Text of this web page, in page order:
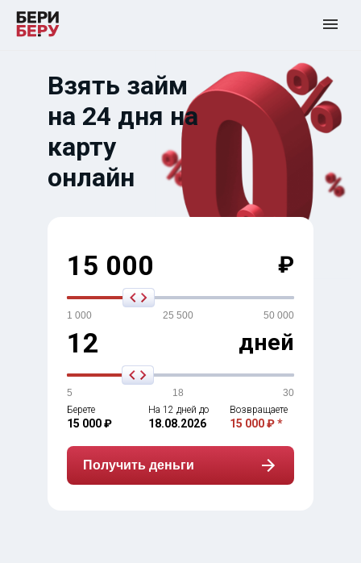
Взять займ
на 24 дня на
карту
онлайн
15 000 ₽
1 000 25 500 50 000
12 дней
5 18
30
Берете
15 000 ₽
На 12 дней до
18.08.2026
Возвращаете
15 000 ₽ *
Получить деньги